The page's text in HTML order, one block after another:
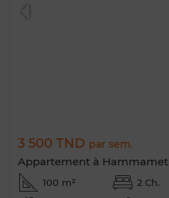
3 500 TND par sem.
Appartement à Hammamet
100 m² 2 Ch.